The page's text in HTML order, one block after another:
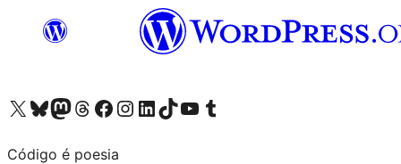
Visit our X (formerly Twitter) account
Visit our Bluesky account
Visit our Mastodon account
Visit our Threads account
Visit our Facebook page
Visit our Instagram account
Visit our LinkedIn account
Visit our TikTok account
Visit our YouTube channel
Visit our Tumblr account
Código é poesia